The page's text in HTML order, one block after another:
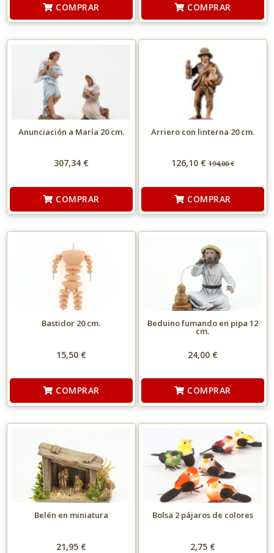
COMPRAR COMPRAR
Anunciación a María 20 cm.
307,34 €
COMPRAR
Arriero con linterna 20 cm.
126,10 € 194,00€
COMPRAR
Bastidor 20 cm.
15,50 €
COMPRAR
Beduino fumando en pipa 12
cm.
24,00 €
COMPRAR
Belén en miniatura
21,95 €
Bolsa 2 pájaros de colores
2,75 €